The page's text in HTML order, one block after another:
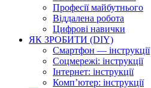
Професії майбутнього
Віддалена робота
Цифрові навички
ЯК ЗРОБИТИ (DIY)
Смартфон — інструкції
Соцмережі: інструкції
Інтернет: інструкції
Комп’ютер: інструкції